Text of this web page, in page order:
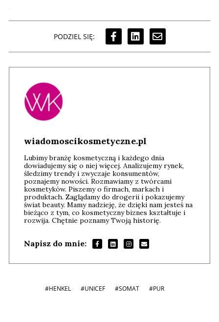
PODZIEL SIĘ:
wiadomoscikosmetyczne.pl
Lubimy branżę kosmetyczną i każdego dnia
dowiadujemy się o niej więcej. Analizujemy rynek,
śledzimy trendy i zwyczaje konsumentów,
poznajemy nowości. Rozmawiamy z twórcami
kosmetyków. Piszemy o firmach, markach i
produktach. Zaglądamy do drogerii i pokazujemy
świat beauty. Mamy nadzieję, że dzięki nam jesteś na
bieżąco z tym, co kosmetyczny biznes kształtuje i
rozwija. Chętnie poznamy Twoją historię.
Napisz do mnie:
#HENKEL #UNICEF #SOMAT #PUR